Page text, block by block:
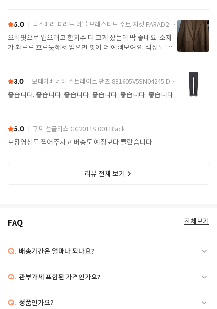
5.0 막스마라 파라드 더블 브레스티드 수트 자켓 FARAD2521046122600004 Camel
오버핏으로 입으려고 한치수 더 크게 샀는데 딱 좋네요. 소재
가 촤르르 흐르듯해서 입으면 핏이 더 예뻐보여요. 색상도 제
3.0 보테가베네타 스트레이트 팬츠 831605V5SN04245 Denim
좋습니다. 좋습니다. 좋습니다. 좋습니다. 좋습니다. 좋습니다.
5.0 구찌 선글라스 GG2011S 001 Black
포장영상도 찍어주시고 배송도 예정보다 빨랐습니다
리뷰 전체 보기
FAQ 전체보기
Q. 배송기간은 얼마나 되나요?
Q. 관부가세 포함된 가격인가요?
Q. 정품인가요?